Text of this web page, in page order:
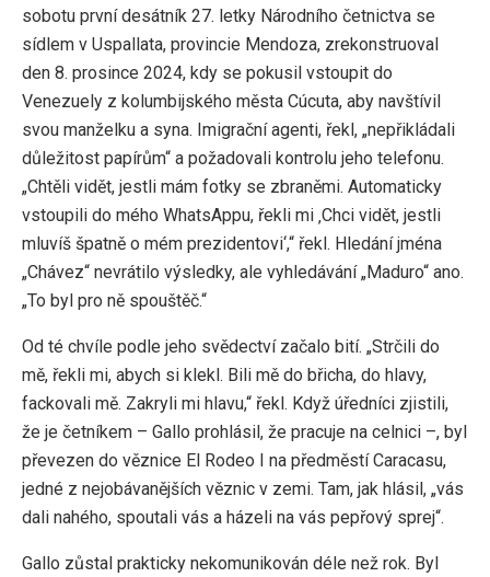
sobotu první desátník 27. letky Národního četnictva se
sídlem v Uspallata, provincie Mendoza, zrekonstruoval
den 8. prosince 2024, kdy se pokusil vstoupit do
Venezuely z kolumbijského města Cúcuta, aby navštívil
svou manželku a syna. Imigrační agenti, řekl, „nepřikládali
důležitost papírům“ a požadovali kontrolu jeho telefonu.
„Chtěli vidět, jestli mám fotky se zbraněmi. Automaticky
vstoupili do mého WhatsAppu, řekli mi ‚Chci vidět, jestli
mluvíš špatně o mém prezidentovi‘,“ řekl. Hledání jména
„Chávez“ nevrátilo výsledky, ale vyhledávání „Maduro“ ano.
„To byl pro ně spouštěč.“
Od té chvíle podle jeho svědectví začalo bití. „Strčili do
mě, řekli mi, abych si klekl. Bili mě do břicha, do hlavy,
fackovali mě. Zakryli mi hlavu,“ řekl. Když úředníci zjistili,
že je četníkem – Gallo prohlásil, že pracuje na celnici –, byl
převezen do věznice El Rodeo I na předměstí Caracasu,
jedné z nejobávanějších věznic v zemi. Tam, jak hlásil, „vás
dali nahého, spoutali vás a házeli na vás pepřový sprej“.
Gallo zůstal prakticky nekomunikován déle než rok. Byl